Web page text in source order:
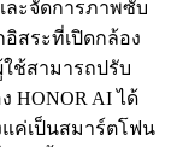
ละจัดการภาพซับ
สระที่เปิดกล้อง
ช้สามารถปรับ
HONOR AI ได้
แค่เป็นสมาร์ตโฟน